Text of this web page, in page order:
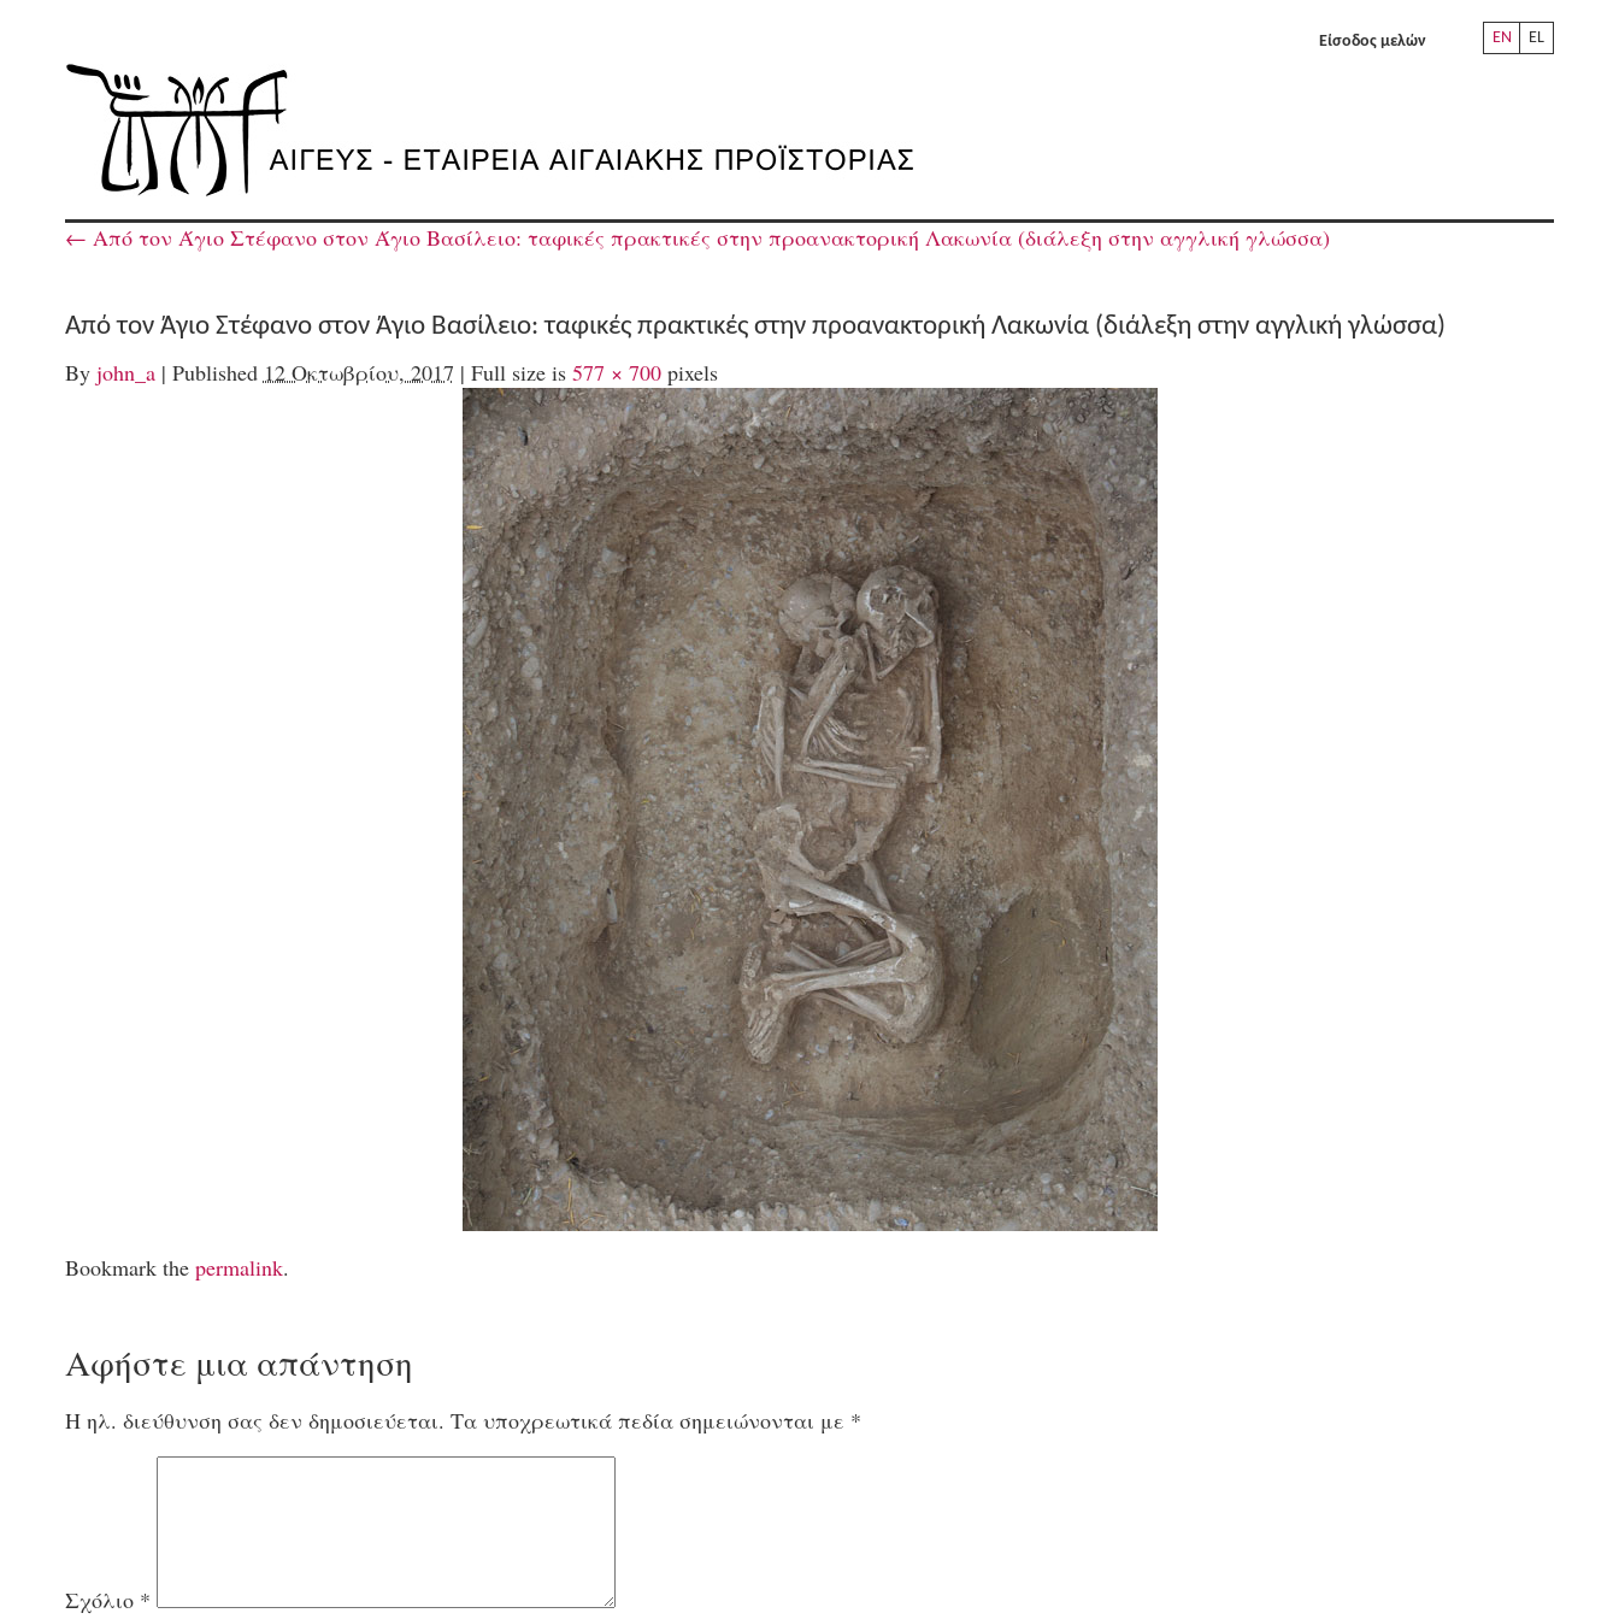
EN EL
Είσοδος μελών
← Από τον Άγιο Στέφανο στον Άγιο Βασίλειο: ταφικές πρακτικές στην προανακτορική Λακωνία (διάλεξη στην αγγλική γλώσσα)
Από τον Άγιο Στέφανο στον Άγιο Βασίλειο: ταφικές πρακτικές στην προανακτορική Λακωνία (διάλεξη στην αγγλική γλώσσα)
By john_a | Published 12 Οκτωβρίου, 2017 | Full size is 577 × 700pixels
Bookmark the permalink.
Αφήστε μια απάντηση
Η ηλ. διεύθυνση σας δεν δημοσιεύεται. Τα υποχρεωτικά πεδία σημειώνονται με *
Σχόλιο *